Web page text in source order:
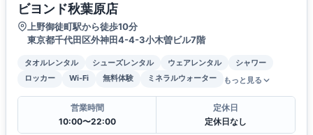
ビヨンド秋葉原店
上野御徒町駅から徒歩10分
東京都千代田区外神田4-4-3小木曽ビル7階
タオルレンタル シューズレンタル ウェアレンタル
シャワー
ロッカー
Wi-Fi 無料体験 ミネラルウォーター もっと見る
営業時間
10:00〜22:00
定休日
定休日なし